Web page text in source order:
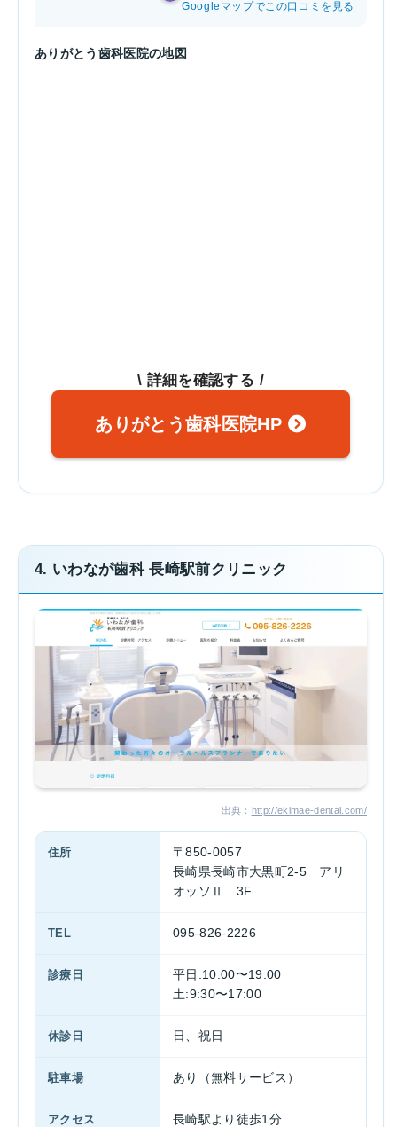
Googleマップでこの口コミを見る
ありがとう歯科医院の地図
\ 詳細を確認する /
ありがとう歯科医院HP
4. いわなが歯科 長崎駅前クリニック
出典： http://ekimae-dental.com/
住所
〒850-0057
長崎県長崎市大黒町2-5 アリ
オッソⅡ 3F
TEL 095-826-2226
診療日
平日:10:00〜19:00
土:9:30〜17:00
休診日 日、祝日
駐車場 あり（無料サービス）
アクセス 長崎駅より徒歩1分